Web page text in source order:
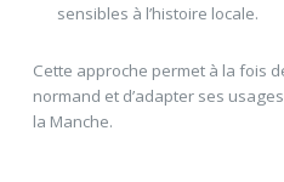
sensibles à l’histoire locale.
Cette approche permet à la fois
normand et d’adapter ses
la Manche.